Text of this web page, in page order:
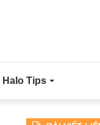
Halo Tips